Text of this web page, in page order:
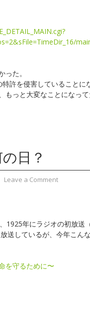
た。
許を侵害していることに
もっと大変なことになっ
日？
Leave a Comment
1925年にラジオの初放送
送しているが、今年こん
を守るために〜